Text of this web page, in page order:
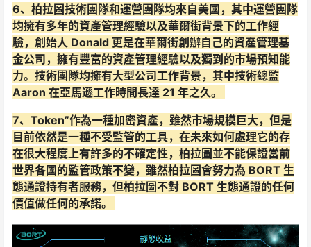
6、柏拉圖技術團隊和運營團隊均來自美國，其中運營團隊
均擁有多年的資產管理經驗以及華爾街背景下的工作經
驗，創始人 Donald 更是在華爾街創辦自己的資產管理基
金公司，擁有豐富的資產管理經驗以及獨到的市場預知能
力。技術團隊均擁有大型公司工作背景，其中技術總監
Aaron 在亞馬遜工作時間長達 21 年之久。
7、Token”作為一種加密資產，雖然市場規模巨大，但是
目前依然是一種不受監管的工具，在未來如何處理它的存
在很大程度上有許多的不確定性，柏拉圖並不能保證當前
世界各國的監管政策不變，雖然柏拉圖會努力為 BORT 生
態通證持有者服務，但柏拉圖不對 BORT 生態通證的任何
價值做任何的承諾。